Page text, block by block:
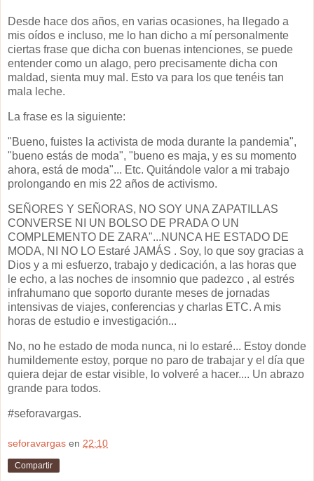
Desde hace dos años, en varias ocasiones, ha llegado a
mis oídos e incluso, me lo han dicho a mí personalmente
ciertas frase que dicha con buenas intenciones, se puede
entender como un alago, pero precisamente dicha con
maldad, sienta muy mal. Esto va para los que tenéis tan
mala leche.
La frase es la siguiente:
"Bueno, fuistes la activista de moda durante la pandemia",
"bueno estás de moda", "bueno es maja, y es su momento
ahora, está de moda"... Etc. Quitándole valor a mi trabajo
prolongando en mis 22 años de activismo.
SEÑORES Y SEÑORAS, NO SOY UNA ZAPATILLAS
CONVERSE NI UN BOLSO DE PRADA O UN
COMPLEMENTO DE ZARA"...NUNCA HE ESTADO DE
MODA, NI NO LO Estaré JAMÁS . Soy, lo que soy gracias a
Dios y a mi esfuerzo, trabajo y dedicación, a las horas que
le echo, a las noches de insomnio que padezco , al estrés
infrahumano que soporto durante meses de jornadas
intensivas de viajes, conferencias y charlas ETC. A mis
horas de estudio e investigación...
No, no he estado de moda nunca, ni lo estaré... Estoy donde
humildemente estoy, porque no paro de trabajar y el día que
quiera dejar de estar visible, lo volveré a hacer.... Un abrazo
grande para todos.
#seforavargas.
seforavargas en 22:10
Compartir